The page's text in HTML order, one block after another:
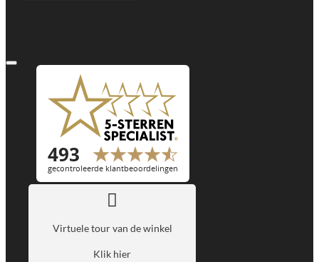
Virtuele tour van de winkel
Klik hier